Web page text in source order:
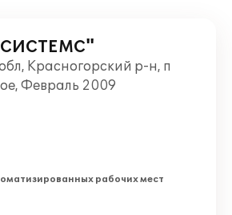
Красногорский р-н, п
Февраль 2009
рабочих мест